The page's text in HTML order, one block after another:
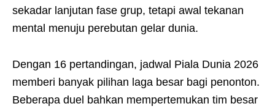
sekadar lanjutan fase grup, tetapi awal tekanan
mental menuju perebutan gelar dunia.
Dengan 16 pertandingan, jadwal Piala Dunia 2026
memberi banyak pilihan laga besar bagi penonton.
Beberapa duel bahkan mempertemukan tim besar